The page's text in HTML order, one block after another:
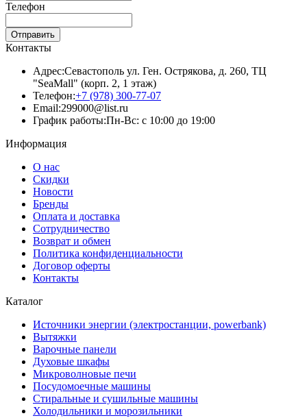
Телефон
Отправить
Контакты
Адрес:Севастополь ул. Ген. Острякова, д. 260, ТЦ
"SeaMall" (корп. 2, 1 этаж)
Телефон:+7 (978) 300-77-07
Email:299000@list.ru
График работы:Пн-Вс: с 10:00 до 19:00
Информация
О нас
Скидки
Новости
Бренды
Оплата и доставка
Сотрудничество
Возврат и обмен
Политика конфиденциальности
Договор оферты
Контакты
Каталог
Источники энергии (электростанции, powerbank)
Вытяжки
Варочные панели
Духовые шкафы
Микроволновые печи
Посудомоечные машины
Стиральные и сушильные машины
Холодильники и морозильники